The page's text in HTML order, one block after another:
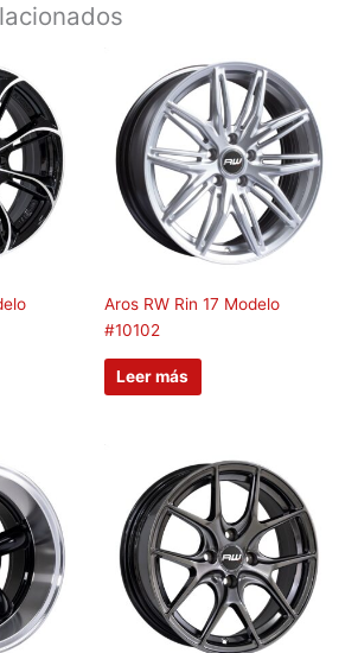
Aros RW Rin 17 Modelo
#10102
Leer más